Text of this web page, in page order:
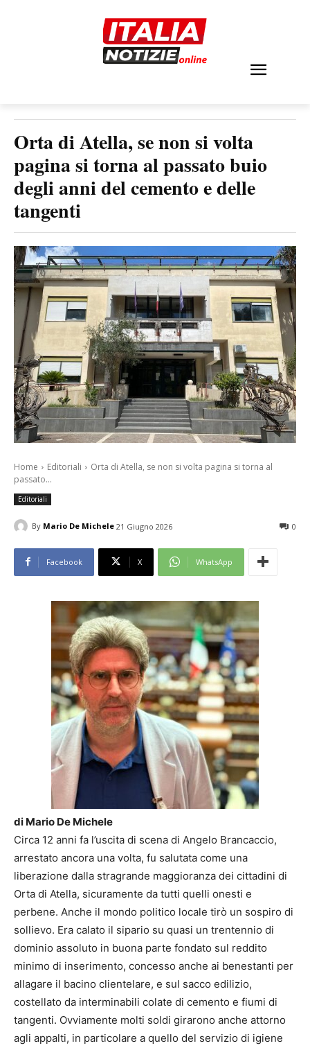
Orta di Atella, se non si volta
pagina si torna al passato buio
degli anni del cemento e delle
tangenti
Home Editoriali
Orta di Atella, se non si volta pagina si torna al
passato...
Editoriali
By Mario De Michele 21 Giugno 2026 0
Facebook X WhatsApp
di Mario De Michele
Circa 12 anni fa l’uscita di scena di Angelo Brancaccio,
arrestato ancora una volta, fu salutata come una
liberazione dalla stragrande maggioranza dei cittadini di
Orta di Atella, sicuramente da tutti quelli onesti e
perbene. Anche il mondo politico locale tirò un sospiro di
sollievo. Era calato il sipario su quasi un trentennio di
dominio assoluto in buona parte fondato sul reddito
minimo di inserimento, concesso anche ai benestanti per
allagare il bacino clientelare, e sul sacco edilizio,
costellato da interminabili colate di cemento e fiumi di
tangenti. Ovviamente molti soldi girarono anche attorno
agli appalti, in particolare a quello del servizio di igiene